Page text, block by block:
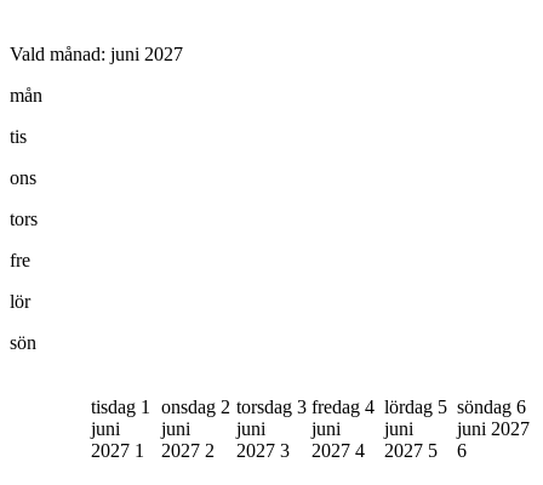
Vald månad: juni 2027
mån
tis
ons
tors
fre
lör
sön
tisdag 1
juni
2027 1
onsdag 2
juni
2027 2
torsdag 3
juni
2027 3
fredag 4
juni
2027 4
lördag 5
juni
2027 5
söndag 6
juni 2027
6